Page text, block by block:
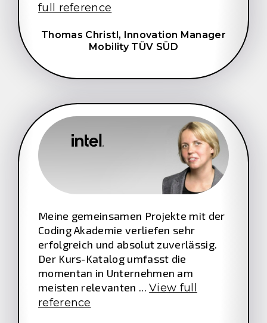
full reference
Thomas Christl, Innovation Manager
Mobility TÜV SÜD
Meine gemeinsamen Projekte mit der
Coding Akademie verliefen sehr
erfolgreich und absolut zuverlässig.
Der Kurs-Katalog umfasst die
momentan in Unternehmen am
meisten relevanten ... View full
reference